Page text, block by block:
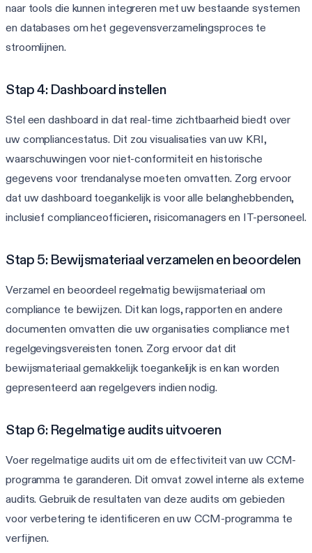
naar tools die kunnen integreren met uw bestaande systemen
en databases om het gegevensverzamelingsproces te
stroomlijnen.
Stap 4: Dashboard instellen
Stel een dashboard in dat real-time zichtbaarheid biedt over
uw compliancestatus. Dit zou visualisaties van uw KRI,
waarschuwingen voor niet-conformiteit en historische
gegevens voor trendanalyse moeten omvatten. Zorg ervoor
dat uw dashboard toegankelijk is voor alle belanghebbenden,
inclusief complianceofficieren, risicomanagers en IT-personeel.
Stap 5: Bewijsmateriaal verzamelen en beoordelen
Verzamel en beoordeel regelmatig bewijsmateriaal om
compliance te bewijzen. Dit kan logs, rapporten en andere
documenten omvatten die uw organisaties compliance met
regelgevingsvereisten tonen. Zorg ervoor dat dit
bewijsmateriaal gemakkelijk toegankelijk is en kan worden
gepresenteerd aan regelgevers indien nodig.
Stap 6: Regelmatige audits uitvoeren
Voer regelmatige audits uit om de effectiviteit van uw CCM-
programma te garanderen. Dit omvat zowel interne als externe
audits. Gebruik de resultaten van deze audits om gebieden
voor verbetering te identificeren en uw CCM-programma te
verfijnen.